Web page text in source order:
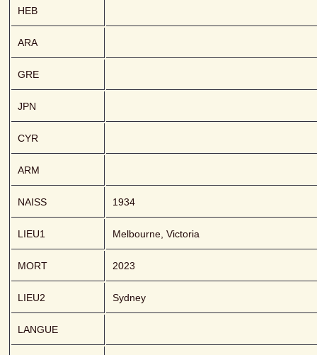
HEB
ARA
GRE
JPN
CYR
ARM
NAISS 1934
LIEU1 Melbourne, Victoria
MORT 2023
LIEU2 Sydney
LANGUE